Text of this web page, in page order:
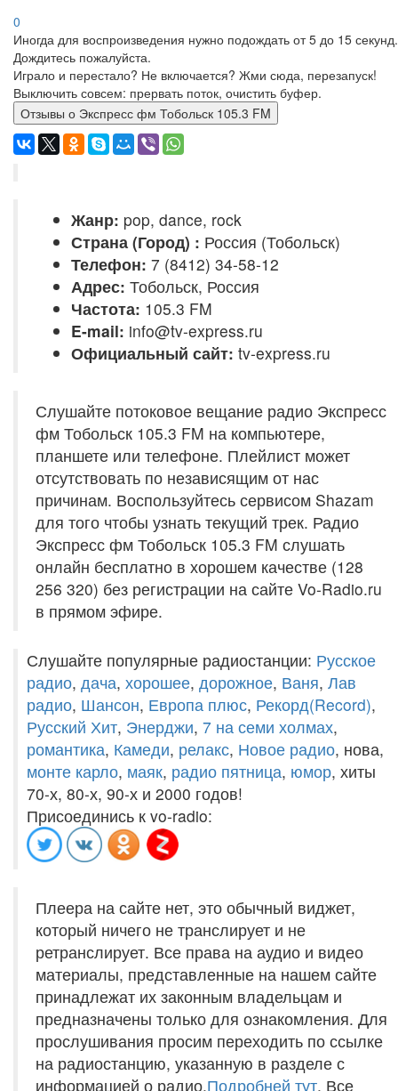
0
Иногда для воспроизведения нужно подождать от 5 до 15 секунд.
Дождитесь пожалуйста.
Играло и перестало? Не включается? Жми сюда, перезапуск!
Выключить совсем: прервать поток, очистить буфер.
Отзывы о Экспресс фм Тобольск 105.3 FM
Жанр: pop, dance, rock
Страна (Город) : Россия (Тобольск)
Телефон: 7 (8412) 34-58-12
Адрес: Тобольск, Россия
Частота: 105.3 FM
E-mail: info@tv-express.ru
Официальный сайт: tv-express.ru
Слушайте потоковое вещание радио Экспресс
фм Тобольск 105.3 FM на компьютере,
планшете или телефоне. Плейлист может
отсутствовать по независящим от нас
причинам. Воспользуйтесь сервисом Shazam
для того чтобы узнать текущий трек. Радио
Экспресс фм Тобольск 105.3 FM слушать
онлайн бесплатно в хорошем качестве (128
256 320) без регистрации на сайте Vo-Radio.ru
в прямом эфире.
Слушайте популярные радиостанции: Русское
радио, дача, хорошее, дорожное, Ваня, Лав
радио, Шансон, Европа плюс, Рекорд(Record),
Русский Хит, Энерджи, 7 на семи холмах,
романтика, Камеди, релакс, Новое радио, нова,
монте карло, маяк, радио пятница, юмор, хиты
70-х, 80-х, 90-х и 2000 годов!
Присоединись к vo-radio:
Плеера на сайте нет, это обычный виджет,
который ничего не транслирует и не
ретранслирует. Все права на аудио и видео
материалы, представленные на нашем сайте
принадлежат их законным владельцам и
предназначены только для ознакомления. Для
прослушивания просим переходить по ссылке
на радиостанцию, указанную в разделе с
информацией о радио.Подробней тут. Все